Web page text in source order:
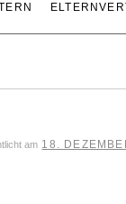
am 18.